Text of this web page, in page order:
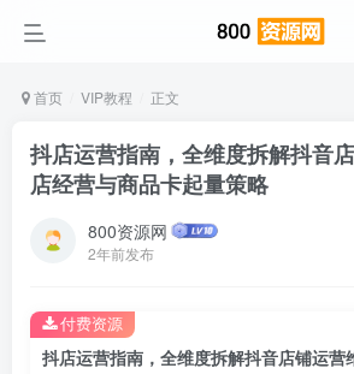
首页 VIP教程 正文
抖店运营指南，全维度拆解抖音
店经营与商品卡起量策略
800资源网
2年前发布
付费资源